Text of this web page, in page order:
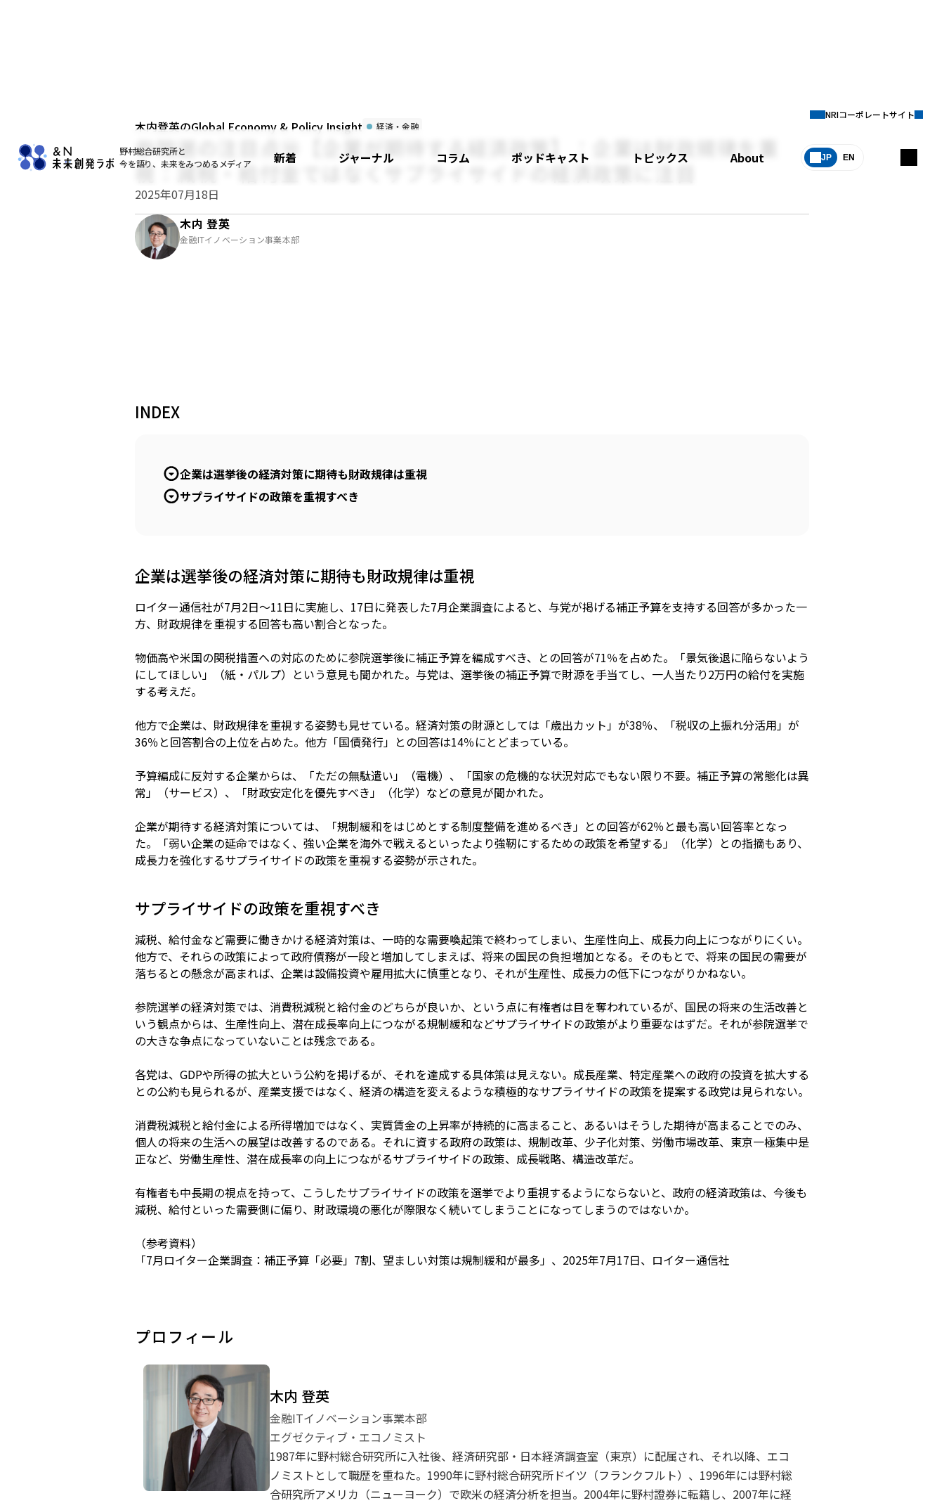
野村総合研究所と
今を語り、未来をみつめるメディア
新着 ジャーナル コラム ポッドキャスト トピックス About JP EN
NRIコーポレートサイト
木内登英のGlobal Economy & Policy Insight 経済・金融
参院選の注目点⑩【企業が期待する経済政策】：企業は財政規律を重
視：減税・給付金ではなくサプライサイドの経済政策に注目
2025年07月18日
木内 登英
金融ITイノベーション事業本部
INDEX
企業は選挙後の経済対策に期待も財政規律は重視
サプライサイドの政策を重視すべき
企業は選挙後の経済対策に期待も財政規律は重視
ロイター通信社が7月2日～11日に実施し、17日に発表した7月企業調査によると、与党が掲げる補正予算を支持する回答が多かった一
方、財政規律を重視する回答も高い割合となった。
物価高や米国の関税措置への対応のために参院選挙後に補正予算を編成すべき、との回答が71％を占めた。「景気後退に陥らないよう
にしてほしい」（紙・パルプ）という意見も聞かれた。与党は、選挙後の補正予算で財源を手当てし、一人当たり2万円の給付を実施
する考えだ。
他方で企業は、財政規律を重視する姿勢も見せている。経済対策の財源としては「歳出カット」が38％、「税収の上振れ分活用」が
36％と回答割合の上位を占めた。他方「国債発行」との回答は14％にとどまっている。
予算編成に反対する企業からは、「ただの無駄遣い」（電機）、「国家の危機的な状況対応でもない限り不要。補正予算の常態化は異
常」（サービス）、「財政安定化を優先すべき」（化学）などの意見が聞かれた。
企業が期待する経済対策については、「規制緩和をはじめとする制度整備を進めるべき」との回答が62％と最も高い回答率となっ
た。「弱い企業の延命ではなく、強い企業を海外で戦えるといったより強靭にするための政策を希望する」（化学）との指摘もあり、
成長力を強化するサプライサイドの政策を重視する姿勢が示された。
サプライサイドの政策を重視すべき
減税、給付金など需要に働きかける経済対策は、一時的な需要喚起策で終わってしまい、生産性向上、成長力向上につながりにくい。
他方で、それらの政策によって政府債務が一段と増加してしまえば、将来の国民の負担増加となる。そのもとで、将来の国民の需要が
落ちるとの懸念が高まれば、企業は設備投資や雇用拡大に慎重となり、それが生産性、成長力の低下につながりかねない。
参院選挙の経済対策では、消費税減税と給付金のどちらが良いか、という点に有権者は目を奪われているが、国民の将来の生活改善と
いう観点からは、生産性向上、潜在成長率向上につながる規制緩和などサプライサイドの政策がより重要なはずだ。それが参院選挙で
の大きな争点になっていないことは残念である。
各党は、GDPや所得の拡大という公約を掲げるが、それを達成する具体策は見えない。成長産業、特定産業への政府の投資を拡大する
との公約も見られるが、産業支援ではなく、経済の構造を変えるような積極的なサプライサイドの政策を提案する政党は見られない。
消費税減税と給付金による所得増加ではなく、実質賃金の上昇率が持続的に高まること、あるいはそうした期待が高まることでのみ、
個人の将来の生活への展望は改善するのである。それに資する政府の政策は、規制改革、少子化対策、労働市場改革、東京一極集中是
正など、労働生産性、潜在成長率の向上につながるサプライサイドの政策、成長戦略、構造改革だ。
有権者も中長期の視点を持って、こうしたサプライサイドの政策を選挙でより重視するようにならないと、政府の経済政策は、今後も
減税、給付といった需要側に偏り、財政環境の悪化が際限なく続いてしまうことになってしまうのではないか。
（参考資料）
「7月ロイター企業調査：補正予算「必要」7割、望ましい対策は規制緩和が最多」、2025年7月17日、ロイター通信社
プロフィール
木内 登英
金融ITイノベーション事業本部
エグゼクティブ・エコノミスト
1987年に野村総合研究所に入社後、経済研究部・日本経済調査室（東京）に配属され、それ以降、エコ
ノミストとして職歴を重ねた。1990年に野村総合研究所ドイツ（フランクフルト）、1996年には野村総
合研究所アメリカ（ニューヨーク）で欧米の経済分析を担当。2004年に野村證券に転籍し、2007年に経